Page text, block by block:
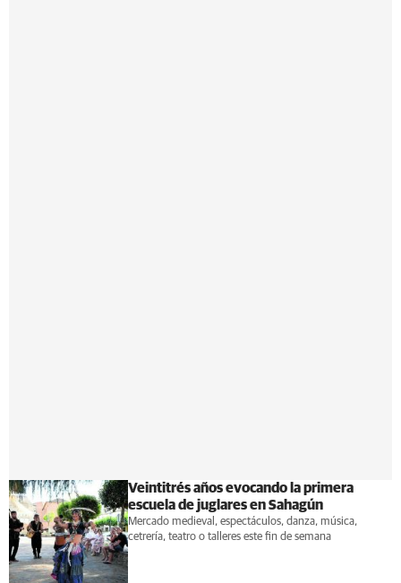
Veintitrés años evocando la primera
escuela de juglares en Sahagún
Mercado medieval, espectáculos, danza, música,
cetrería, teatro o talleres este fin de semana